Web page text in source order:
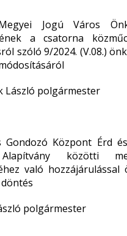
Jogú Város
a csatorna
szóló 9/2024. (V.08.)
László polgármester
Gondozó Központ Érd
közötti
való hozzájárulással
polgármester